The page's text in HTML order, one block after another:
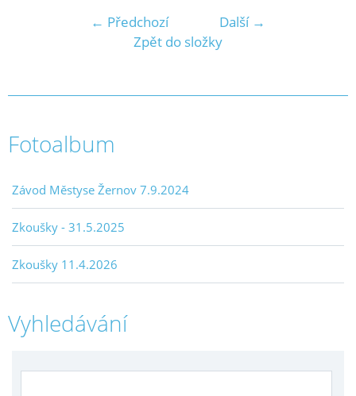
← Předchozí
Další →
Zpět do složky
Fotoalbum
Závod Městyse Žernov 7.9.2024
Zkoušky - 31.5.2025
Zkoušky 11.4.2026
Vyhledávání